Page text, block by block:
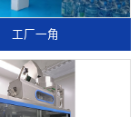
工厂一角